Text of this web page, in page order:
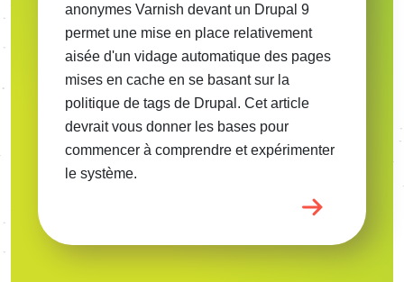
anonymes Varnish devant un Drupal 9
permet une mise en place relativement
aisée d'un vidage automatique des pages
mises en cache en se basant sur la
politique de tags de Drupal. Cet article
devrait vous donner les bases pour
commencer à comprendre et expérimenter
le système.